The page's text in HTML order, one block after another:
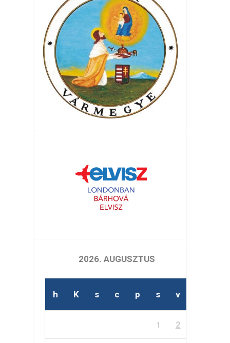
2026. AUGUSZTUS
h K s c p s v
1 2